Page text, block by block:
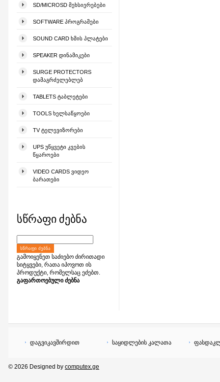
SD/MICROSD ᲛᲔᲮᲡᲘᲔᲠᲔᲑᲔᲑᲘ
SOFTWARE ᲞᲠᲝᲒᲠᲐᲛᲔᲑᲘ
SOUND CARD ᲮᲛᲘᲡ ᲞᲚᲐᲢᲔᲑᲘ
SPEAKER ᲓᲘᲜᲐᲛᲘᲙᲔᲑᲘ
SURGE PROTECTORS
ᲓᲐᲛᲐᲒᲠᲫᲔᲚᲔᲑᲚᲔᲑ
TABLETS ᲢᲐᲑᲚᲔᲢᲔᲑᲘ
TOOLS ᲮᲔᲚᲡᲐᲬᲧᲝᲔᲑᲘ
TV ᲢᲔᲚᲔᲕᲘᲖᲝᲠᲔᲑᲘ
UPS ᲣᲬᲧᲕᲔᲢᲘ ᲙᲕᲔᲑᲘᲡ
ᲬᲧᲐᲠᲝᲔᲑᲘ
VIDEO CARDS ᲕᲘᲓᲔᲝ
ᲑᲐᲠᲐᲗᲔᲑᲘ
სწრაფი ძებნა
ᲡᲬᲠᲐᲤᲘ ᲫᲔᲑᲜᲐ
გამოიყენეთ საძიებო ძირითადი
სიტყვები, რათა იპოვოთ ის
პროდუქტი, რომელსაც ეძებთ.
გაფართოებული ძებნა
დაგვიკავშირდით საყიდლების კალათა
© 2026 Designed by computex.ge